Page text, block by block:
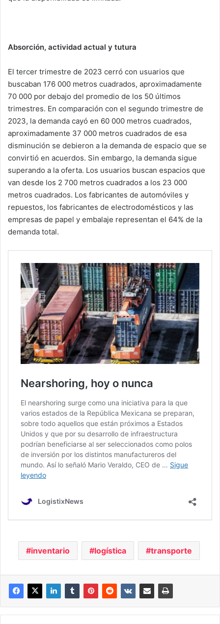
Absorción, actividad actual y tutura
El tercer trimestre de 2023 cerró con usuarios que
buscaban 176 000 metros cuadrados, aproximadamente
70 000 por debajo del promedio de los 50 últimos
trimestres. En comparación con el segundo trimestre de
2023, la demanda cayó en 60 000 metros cuadrados,
aproximadamente 37 000 metros cuadrados de esa
disminución se debieron a la demanda de espacio que se
convirtió en acuerdos. Sin embargo, la demanda sigue
superando a la oferta. Los usuarios buscan espacios que
van desde los 2 700 metros cuadrados a los 23 000
metros cuadrados. Los fabricantes de automóviles y
repuestos, los fabricantes de electrodomésticos y las
empresas de papel y embalaje representan el 64% de la
demanda total.
inventario logística transporte